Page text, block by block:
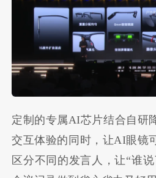
定制的专属AI芯片结合自研
交互体验的同时，让AI眼镜
区分不同的发言人，让“谁